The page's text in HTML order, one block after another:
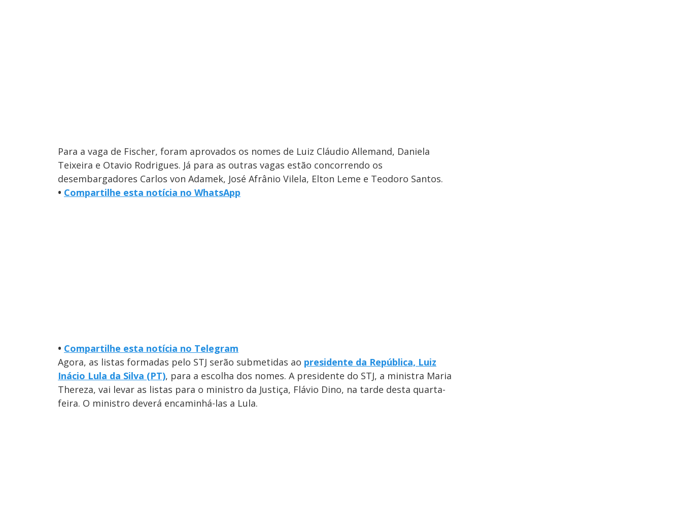
Para a vaga de Fischer, foram aprovados os nomes de Luiz Cláudio Allemand, Daniela
Teixeira e Otavio Rodrigues. Já para as outras vagas estão concorrendo os
desembargadores Carlos von Adamek, José Afrânio Vilela, Elton Leme e Teodoro Santos.
• Compartilhe esta notícia no WhatsApp
• Compartilhe esta notícia no Telegram
Agora, as listas formadas pelo STJ serão submetidas ao presidente da República, Luiz
Inácio Lula da Silva (PT), para a escolha dos nomes. A presidente do STJ, a ministra Maria
Thereza, vai levar as listas para o ministro da Justiça, Flávio Dino, na tarde desta quarta-
feira. O ministro deverá encaminhá-las a Lula.